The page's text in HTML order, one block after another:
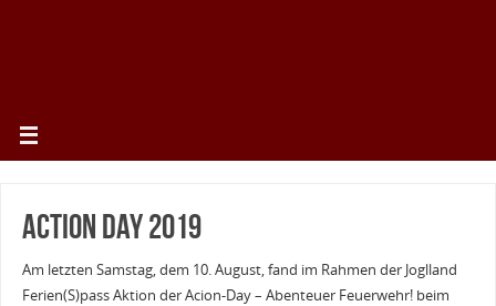
Action Day 2019
Am letzten Samstag, dem 10. August, fand im Rahmen der Joglland
Ferien(S)pass Aktion der Acion-Day – Abenteuer Feuerwehr! beim